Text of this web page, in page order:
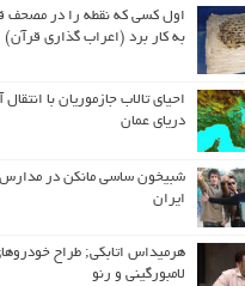
اول كسی كه نقطه را در مصحف
به كار برد (اعراب گذاری قرآن)
احیای تالاب جازموریان با انتقال
دریای عمان
شبیخون ساسی مانکن در مدارس
ایران
هرمیداس اتابکی; طراح
لامبورگینی و رنو